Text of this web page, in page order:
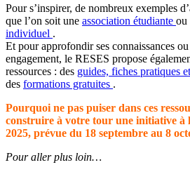
Pour s’inspirer, de nombreux exemples
que l’on soit une association étudiante ou
individuel .
Et pour approfondir ses connaissances
engagement, le RESES propose
ressources : des guides, fiches pratiques
des formations gratuites .
Pourquoi ne pas puiser dans ces
construire à votre tour une initiative à
2025, prévue du 18 septembre au 8
Pour aller plus loin…